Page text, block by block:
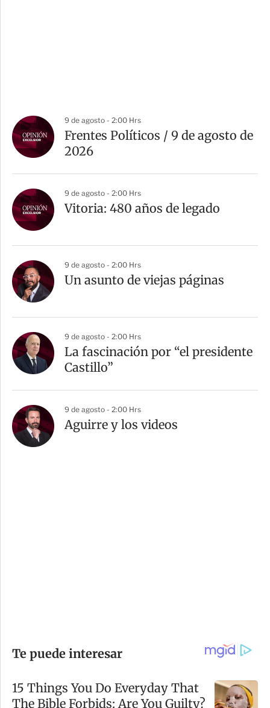
9 de agosto - 2:00 Hrs
Frentes Políticos / 9 de agosto de
2026
9 de agosto - 2:00 Hrs
Vitoria: 480 años de legado
9 de agosto - 2:00 Hrs
Un asunto de viejas páginas
9 de agosto - 2:00 Hrs
La fascinación por “el presidente
Castillo”
9 de agosto - 2:00 Hrs
Aguirre y los videos